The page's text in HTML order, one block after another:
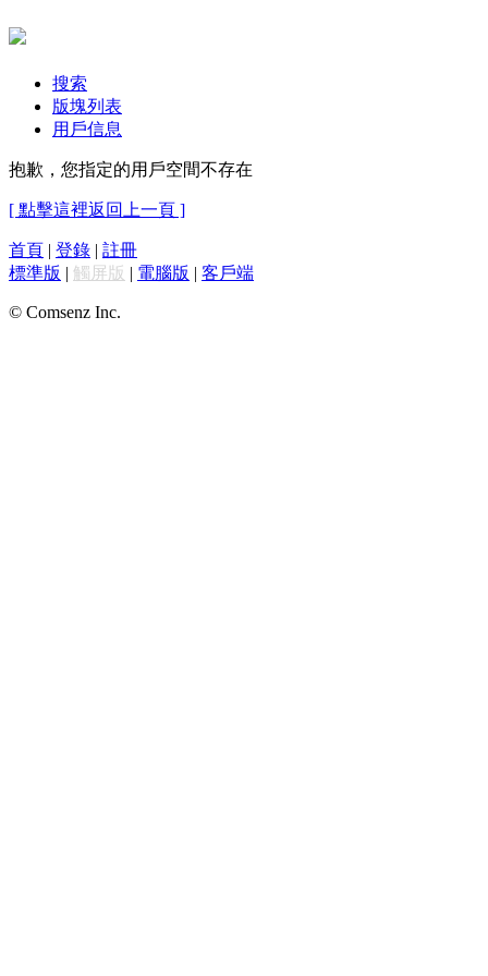
搜索
版塊列表
用戶信息
抱歉，您指定的用戶空間不存在
[ 點擊這裡返回上一頁 ]
首頁 | 登錄 | 註冊
標準版 | 觸屏版 | 電腦版 | 客戶端
© Comsenz Inc.